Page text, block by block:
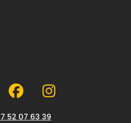
52 07 63 39